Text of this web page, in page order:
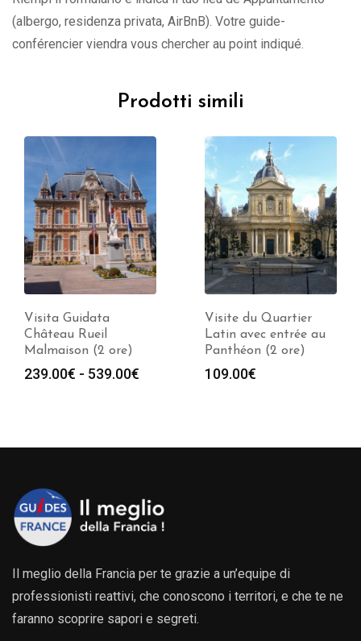
(albergo, residenza privata, AirBnB). Votre guide-
conférencier viendra vous chercher au point indiqué.
Prodotti simili
Visite du Quartier
Latin avec entrée au
Panthéon (2 ore)
109.00€
Visite de Bercy (2 ore)
89.00 €
Il meglio della Francia per te grazie a un’equipe di
professionisti reattivi, che conoscono i territori, e che te ne
faranno scoprire sapori e segreti.